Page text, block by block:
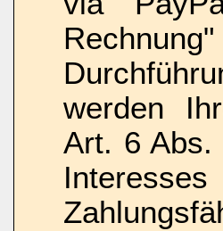
werden
Art. 6 Abs.